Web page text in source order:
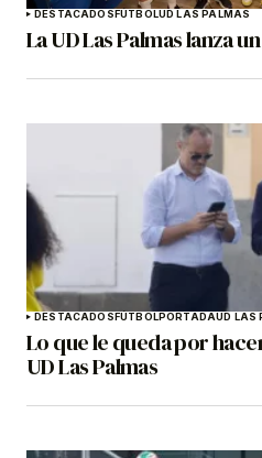
DESTACADOSFÚTBOLUD LAS PALMAS
La UD Las Palmas lanza
DESTACADOSFÚTBOLPORTADAUD LAS
Lo que le queda por
UD Las Palmas